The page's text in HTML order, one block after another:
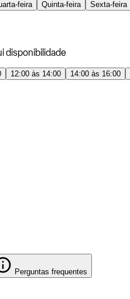
feira Quinta-feira Sexta-feira
disponibilidade
12:00 às 14:00 14:00 às 16:00
Perguntas frequentes